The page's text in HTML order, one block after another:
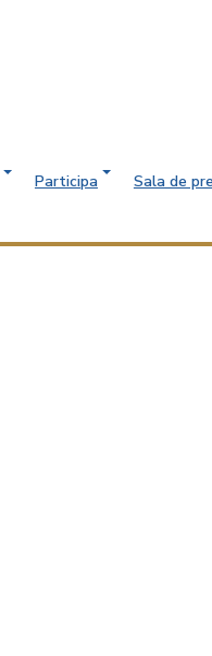
Participa
Sala de